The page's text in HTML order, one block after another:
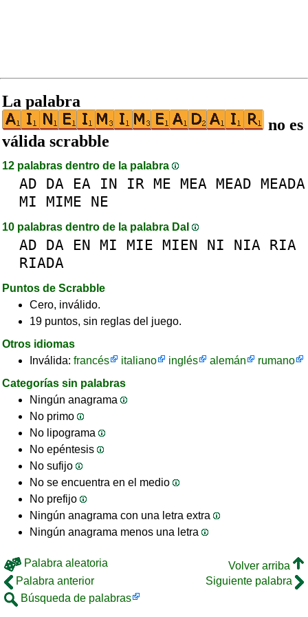
La palabra
no es
válida scrabble
12 palabras dentro de la palabra
AD DA EA IN IR ME MEA MEAD MEADA
MI MIME NE
10 palabras dentro de la palabra DaI
AD DA EN MI MIE MIEN NI NIA RIA
RIADA
Puntos de Scrabble
Cero, inválido.
19 puntos, sin reglas del juego.
Otros idiomas
Inválida: francés italiano inglés alemán
rumano
Categorías sin palabras
Ningún anagrama
No primo
No lipograma
No epéntesis
No sufijo
No se encuentra en el medio
No prefijo
Ningún anagrama con una letra extra
Ningún anagrama menos una letra
Palabra aleatoria
Volver arriba
Palabra anterior
Siguiente palabra
Búsqueda de palabras